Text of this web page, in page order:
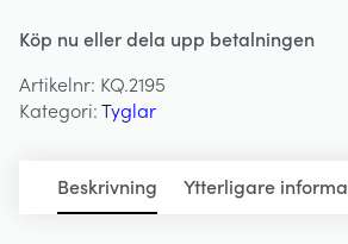
16mm
Selected
-
Köp nu eller dela upp betalningen
Artikelnr: KQ.2195
Kategori:Tyglar
Beskrivning Ytterligare